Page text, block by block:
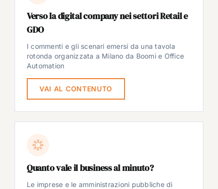
Verso la digital company nei settori Retail e
GDO
I commenti e gli scenari emersi da una tavola
rotonda organizzata a Milano da Boomi e Office
Automation
VAI AL CONTENUTO
Quanto vale il business al minuto?
Le imprese e le amministrazioni pubbliche di